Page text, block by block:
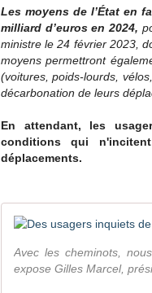
Les moyens de l’État en
milliard d’euros en 2024,
ministre le 24 février 2023,
moyens permettront
(voitures, poids-lourds,
décarbonation de leurs
En attendant, les
conditions qui
déplacements.
Avec les cheminots,
expose Gilles Marcel,